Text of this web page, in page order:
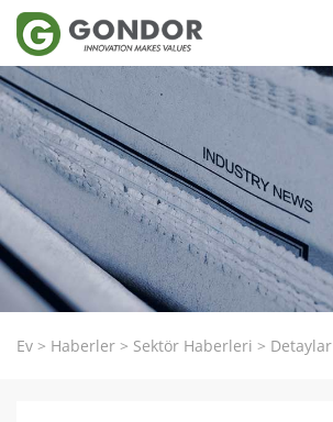
Ev > Haberler > Sektör Haberleri > Detaylar